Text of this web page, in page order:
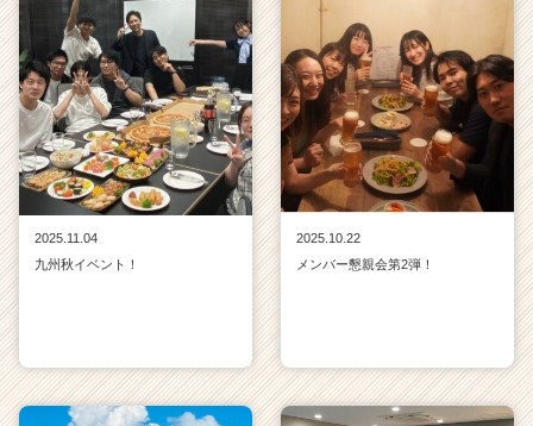
2025.11.04
九州秋イベント！
2025.10.22
メンバー懇親会第2弾！